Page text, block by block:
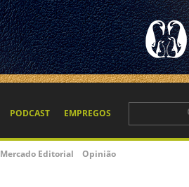
PODCAST EMPREGOS
Mercado Editorial Opinião